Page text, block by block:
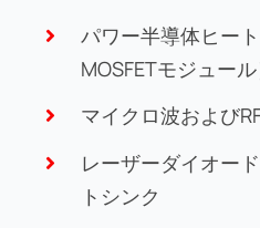
パワー半導体ヒー
MOSFETモジュール
マイクロ波および
レーザーダイオー
トシンク